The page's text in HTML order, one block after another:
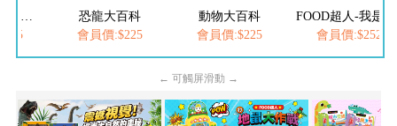
動物大百科
會員價:$225
會員價:$252
會員價:$252
← 可觸屏滑動 →